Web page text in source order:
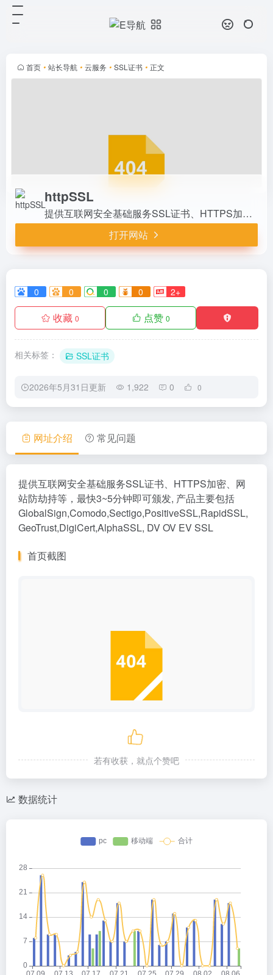
首页 • 站长导航 • 云服务 • SSL证书 • 正文
httpSSL
提供互联网安全基础服务SSL证书、HTTPS加密、网站防劫持等，最快3~5分钟即可颁发, 产品主要包括GlobalSign,Comodo,Sectigo,PositiveSSL,RapidSSL,GeoTrust,DigiCert,AlphaSSL, DV OV EV SSL
打开网站
0 0 0 0 2+
收藏 0 点赞 0
相关标签： SSL证书
2026年5月31日更新 1,922 0 0
3~5分钟即可颁发, 产品主要包括
GlobalSign,Comodo,Sectigo,Pos...
网址介绍 常见问题
提供互联网安全基础服务SSL证书、HTTPS加密、网
站防劫持等，最快3~5分钟即可颁发, 产品主要包括
GlobalSign,Comodo,Sectigo,PositiveSSL,RapidSSL,
GeoTrust,DigiCert,AlphaSSL, DV OV EV SSL
首页截图
若有收获，就点个赞吧
数据统计